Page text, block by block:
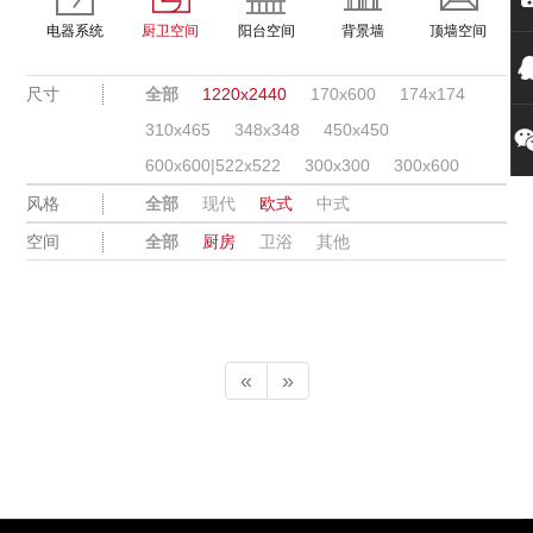
电器系统 厨卫空间 阳台空间 背景墙 顶墙空间
尺寸 全部 1220x2440 170x600
174x174
310x465
348x348
450x450
600x600|522x522
300x300
300x600
风格
全部 现代 欧式
中式
空间
全部 厨房 卫浴 其他
« »